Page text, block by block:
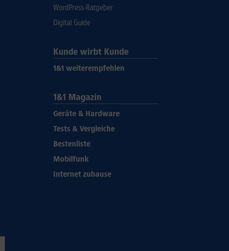
WordPress-Ratgeber
Digital Guide
Kunde wirbt Kunde
1&1 weiterempfehlen
1&1 Magazin
Geräte & Hardware
Tests & Vergleiche
Bestenliste
Mobilfunk
Internet zuhause